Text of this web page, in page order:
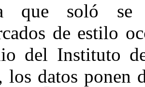
que soló se
de estilo
del Instituto
los datos ponen